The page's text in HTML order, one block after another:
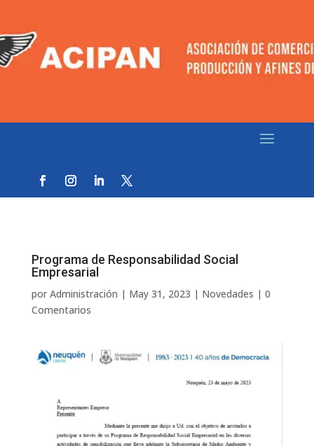
Programa de Responsabilidad Social
Empresarial
por Administración | May 31, 2023 | Novedades | 0
Comentarios